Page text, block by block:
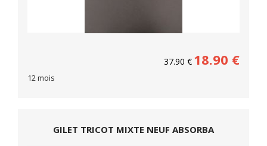
37.90 € 18.90 €
12 mois
GILET TRICOT MIXTE NEUF ABSORBA